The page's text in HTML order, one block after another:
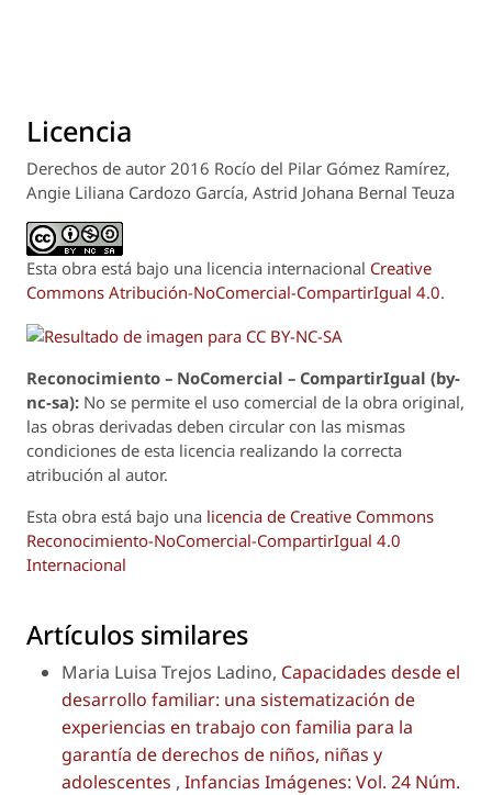
Licencia
Derechos de autor 2016 Rocío del Pilar Gómez Ramírez,
Angie Liliana Cardozo García, Astrid Johana Bernal Teuza
Esta obra está bajo una licencia internacional Creative
Commons Atribución-NoComercial-CompartirIgual 4.0.
Reconocimiento – NoComercial – CompartirIgual (by-
nc-sa): No se permite el uso comercial de la obra original,
las obras derivadas deben circular con las mismas
condiciones de esta licencia realizando la correcta
atribución al autor.
Esta obra está bajo una licencia de Creative Commons
Reconocimiento-NoComercial-CompartirIgual 4.0
Internacional
Artículos similares
Maria Luisa Trejos Ladino, Capacidades desde el
desarrollo familiar: una sistematización de
experiencias en trabajo con familia para la
garantía de derechos de niños, niñas y
adolescentes , Infancias Imágenes: Vol. 24 Núm.